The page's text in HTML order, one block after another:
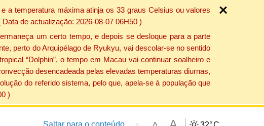
a temperatura máxima atinja os 33 graus Celsius ou valores
de actualização: 2026-08-07 06H50 )
um certo tempo, e depois se desloque para a parte
perto do Arquipélago de Ryukyu, vai descolar-se no sentido
“Dolphin”, o tempo em Macau vai continuar soalheiro e
desencadeada pelas elevadas temperaturas diurnas,
do referido sistema, pelo que, apela-se à população que
)
Saltar para o conteúdo